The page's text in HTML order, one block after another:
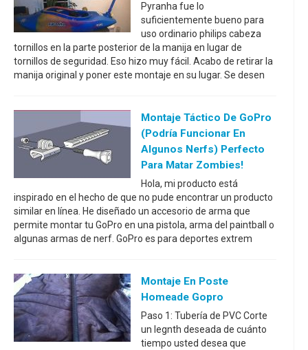
Pyranha fue lo
suficientemente bueno para
uso ordinario philips cabeza
tornillos en la parte posterior de la manija en lugar de
tornillos de seguridad. Eso hizo muy fácil. Acabo de retirar la
manija original y poner este montaje en su lugar. Se desen
Montaje Táctico De GoPro
(podría Funcionar En
Algunos Nerfs) Perfecto
Para Matar Zombies!
Hola, mi producto está
inspirado en el hecho de que no pude encontrar un producto
similar en línea. He diseñado un accesorio de arma que
permite montar tu GoPro en una pistola, arma del paintball o
algunas armas de nerf. GoPro es para deportes extrem
Montaje En Poste
Homeade Gopro
Paso 1: Tubería de PVC Corte
un legnth deseada de cuánto
tiempo usted desea que